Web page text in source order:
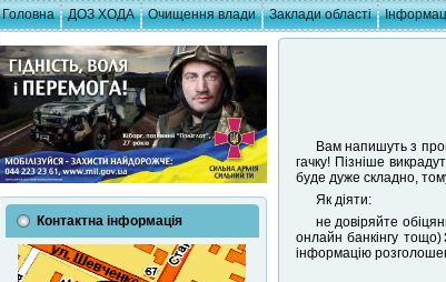
Головна ДОЗ ХОДА Очищення влади Заклади області
Контактна інформація
Вам напишуть з
гачку! Пізніше
буде дуже складно,
Як діяти:
не довіряйте
онлайн банкінгу
інформацію